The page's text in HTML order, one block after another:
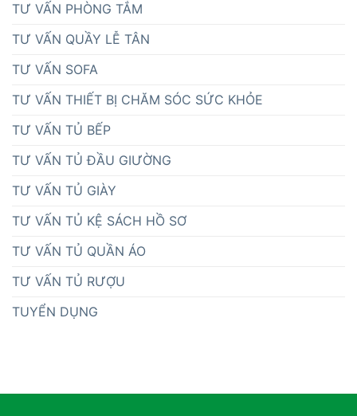
TƯ VẤN PHÒNG TẮM
TƯ VẤN QUẦY LỄ TÂN
TƯ VẤN SOFA
TƯ VẤN THIẾT BỊ CHĂM SÓC SỨC KHỎE
TƯ VẤN TỦ BẾP
TƯ VẤN TỦ ĐẦU GIƯỜNG
TƯ VẤN TỦ GIÀY
TƯ VẤN TỦ KỆ SÁCH HỒ SƠ
TƯ VẤN TỦ QUẦN ÁO
TƯ VẤN TỦ RƯỢU
TUYỂN DỤNG